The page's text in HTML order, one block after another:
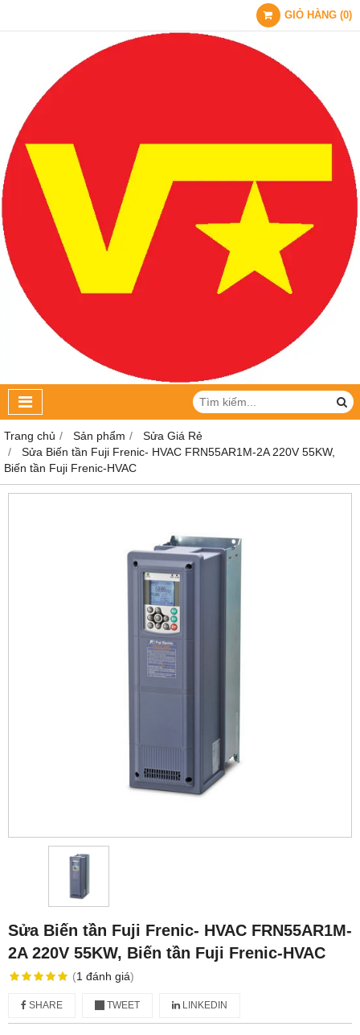
GIỎ HÀNG (0)
Trang chủ Sản phẩm
Sửa Giá Rẻ
Sửa Biến tần Fuji Frenic- HVAC FRN55AR1M-2A 220V 55KW,
Biến tần Fuji Frenic-HVAC
Sửa Biến tần Fuji Frenic- HVAC FRN55AR1M-
2A 220V 55KW, Biến tần Fuji Frenic-HVAC
(1 đánh giá)
SHARE TWEET LINKEDIN